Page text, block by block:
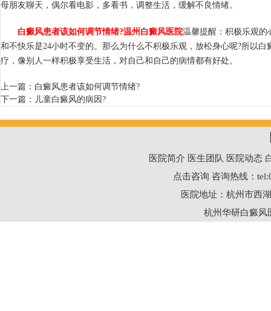
母朋友聊天，偶尔看电影，多看书，调整生活，缓解不良情绪。
白癜风患者该如何调节情绪?温州白癜风医院温馨提醒：积极乐观的
和不快乐是24小时不变的。那么为什么不积极乐观，放松身心呢?所以
疗，像别人一样积极享受生活，对自己和自己的病情都有好处。
上一篇： 白癜风患者该如何调节情绪?
下一篇： 儿童白癜风的病因?
医院简介 医生团队 医院动态
点击咨询 咨询热线：
医院地址：杭州市西
杭州华研白癜风